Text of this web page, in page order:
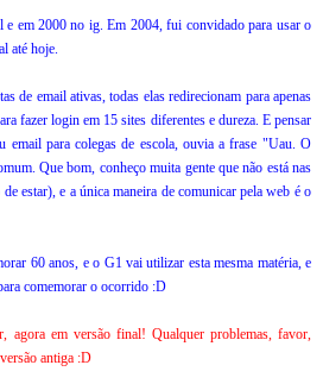
em 2000 no ig. Em 2004, fui convidado para usar o
até hoje.
de email ativas, todas elas redirecionam para apenas
fazer login em 15 sites diferentes e dureza. E pensar
email para colegas de escola, ouvia a frase "Uau. O
Que bom, conheço muita gente que não está nas
estar), e a única maneira de comunicar pela web é o
60 anos, e o G1 vai utilizar esta mesma matéria, e
comemorar o ocorrido :D
agora em versão final! Qualquer problemas, favor,
antiga :D